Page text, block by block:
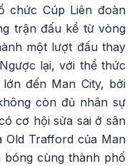
chức Cúp Liên đoàn
trận đấu kể từ vòng
một lượt đấu thay
lại, với thể thức
đến Man City, bởi
còn đủ nhân sự
cơ hội sửa sai ở sân
Old Trafford của Man
bóng cùng thành phố